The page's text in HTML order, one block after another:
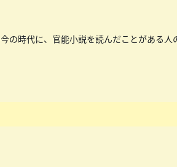
の時代に、官能小説を読んだことがある人